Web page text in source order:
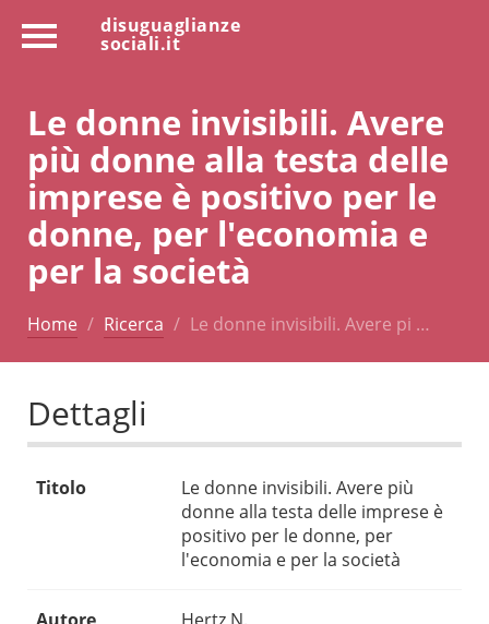
disuguaglianze
sociali.it
Le donne invisibili. Avere
più donne alla testa delle
imprese è positivo per le
donne, per l'economia e
per la società
Home Ricerca Le donne invisibili. Avere pi …
Dettagli
Titolo
Le donne invisibili. Avere più
donne alla testa delle imprese è
positivo per le donne, per
l'economia e per la società